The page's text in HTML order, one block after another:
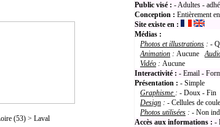
(53) > Laval
Public visé : - Adultes -
Conception : Entièrement
Site existe en :
Médias :
Photos et illustrations : -
Animation : Aucune
Vidéo : Aucune
Interactivité : - Email -
Présentation : - Simple
Graphisme : - Doux - Fin
Design : - Cellules de
Photos utilisées : - Non
Accès aux informations : -